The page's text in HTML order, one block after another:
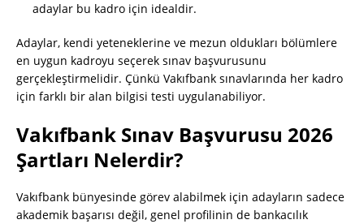
adaylar bu kadro için idealdir.
Adaylar, kendi yeteneklerine ve mezun oldukları bölümlere
en uygun kadroyu seçerek sınav başvurusunu
gerçekleştirmelidir. Çünkü Vakıfbank sınavlarında her kadro
için farklı bir alan bilgisi testi uygulanabiliyor.
Vakıfbank Sınav Başvurusu 2026
Şartları Nelerdir?
Vakıfbank bünyesinde görev alabilmek için adayların sadece
akademik başarısı değil, genel profilinin de bankacılık